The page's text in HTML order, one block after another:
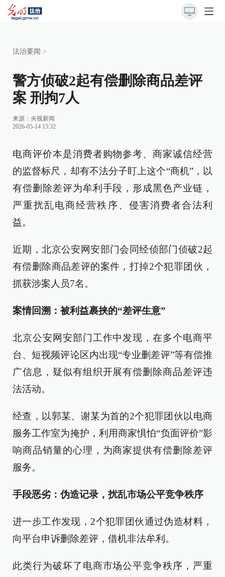
法治要闻 >
警方侦破2起有偿删除商品差评
案 刑拘7人
来源： 央视新闻
2026-05-14 15:32
电商评价本是消费者购物参考、商家诚信经营
的监督标尺，却有不法分子盯上这个“商机”，以
有偿删除差评为牟利手段，形成黑色产业链，
严重扰乱电商经营秩序、侵害消费者合法利
益。
近期，北京公安网安部门会同经侦部门侦破2起
有偿删除商品差评的案件，打掉2个犯罪团伙，
抓获涉案人员7名。
案情回溯：被利益裹挟的“差评生意”
北京公安网安部门工作中发现，在多个电商平
台、短视频评论区内出现“专业删差评”等有偿推
广信息，疑似有组织开展有偿删除商品差评违
法活动。
经查，以郭某、谢某为首的2个犯罪团伙以电商
服务工作室为掩护，利用商家惧怕“负面评价”影
响商品销量的心理，为商家提供有偿删除差评
服务。
手段恶劣：伪造记录，扰乱市场公平竞争秩序
进一步工作发现，2个犯罪团伙通过伪造材料，
向平台申诉删除差评，借机非法牟利。
此类行为破坏了电商市场公平竞争秩序，严重